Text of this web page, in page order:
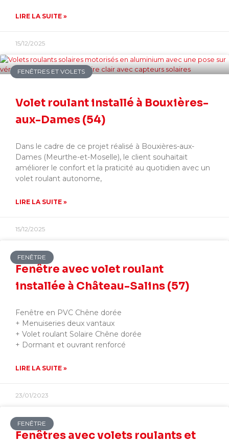
LIRE LA SUITE »
15/12/2025
FENÊTRES ET VOLETS
Volet roulant installé à Bouxières-
aux-Dames (54)
Dans le cadre de ce projet réalisé à Bouxières-aux-
Dames (Meurthe-et-Moselle), le client souhaitait
améliorer le confort et la praticité au quotidien avec un
volet roulant autonome,
LIRE LA SUITE »
15/12/2025
FENÊTRE
Fenêtre avec volet roulant
installée à Château-Salins (57)
Fenêtre en PVC Chêne dorée
+ Menuiseries deux vantaux
+ Volet roulant Solaire Chêne dorée
+ Dormant et ouvrant renforcé
LIRE LA SUITE »
23/01/2023
FENÊTRE
Fenêtres avec volets roulants et